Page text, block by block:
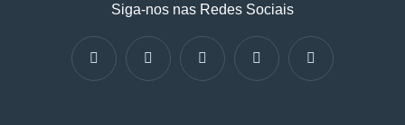
Siga-nos nas Redes Sociais